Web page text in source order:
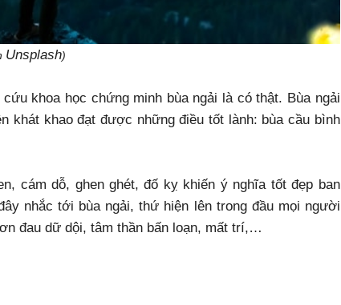
Unsplash)
khoa học chứng minh bùa ngải là có thật. Bùa ngải
khát khao đạt được những điều tốt lành: bùa cầu bình
cám dỗ, ghen ghét, đố kỵ khiến ý nghĩa tốt đẹp ban
nhắc tới bùa ngải, thứ hiện lên trong đầu mọi người
đau dữ dội, tâm thần bấn loạn, mất trí,…